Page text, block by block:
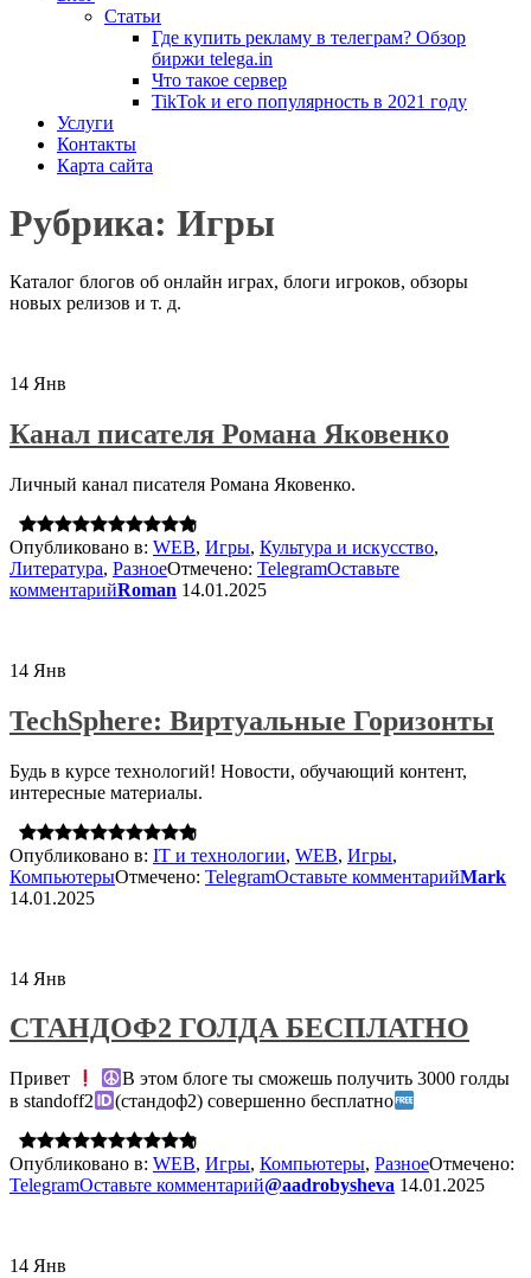
Статьи
Где купить рекламу в телеграм? Обзор
биржи telega.in
Что такое сервер
TikTok и его популярность в 2021 году
Услуги
Контакты
Карта сайта
Рубрика: Игры
Каталог блогов об онлайн играх, блоги игроков, обзоры
новых релизов и т. д.
14 Янв
Канал писателя Романа Яковенко
Личный канал писателя Романа Яковенко.
0
Опубликовано в: WEB, Игры, Культура и искусство,
Литература, РазноеОтмечено: TelegramОставьте
комментарийRoman 14.01.2025
14 Янв
TechSphere: Виртуальные Горизонты
Будь в курсе технологий! Новости, обучающий контент,
интересные материалы.
0
Опубликовано в: IT и технологии, WEB, Игры,
КомпьютерыОтмечено: TelegramОставьте комментарийMark
14.01.2025
14 Янв
СТАНДОФ2 ГОЛДА БЕСПЛАТНО
Привет
В этом блоге ты сможешь получить 3000 голды
в standoff2
(стандоф2) совершенно бесплатно
0
Опубликовано в: WEB, Игры, Компьютеры, РазноеОтмечено:
TelegramОставьте комментарий@aadrobysheva 14.01.2025
14 Янв